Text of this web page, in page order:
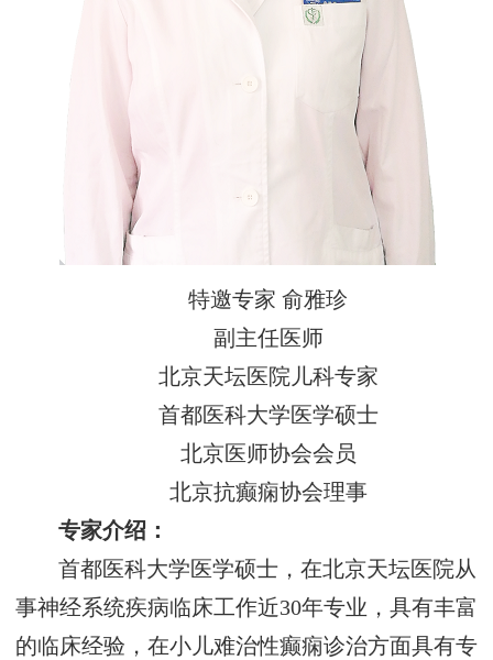
特邀专家 俞雅珍
副主任医师
北京天坛医院儿科专家
首都医科大学医学硕士
北京医师协会会员
北京抗癫痫协会理事
专家介绍：
首都医科大学医学硕士，在北京天坛医院从
事神经系统疾病临床工作近30年专业，具有丰富
的临床经验，在小儿难治性癫痫诊治方面具有专